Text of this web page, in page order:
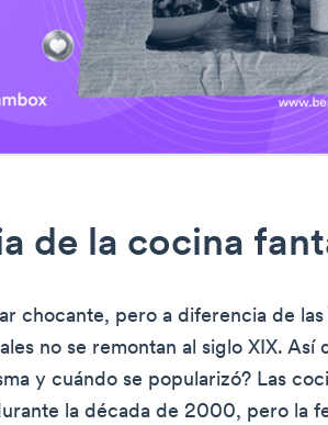
de la cocina
chocante, pero a diferencia de las
no se remontan al siglo XIX. Así
y cuándo se popularizó? Las
la década de 2000, pero la